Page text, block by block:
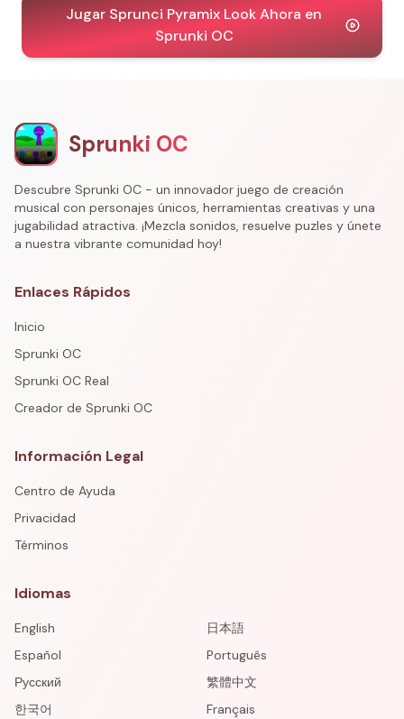
Jugar Sprunci Pyramix Look Ahora en
Sprunki OC
Sprunki OC
Descubre Sprunki OC - un innovador juego de creación
musical con personajes únicos, herramientas creativas y una
jugabilidad atractiva. ¡Mezcla sonidos, resuelve puzles y únete
a nuestra vibrante comunidad hoy!
Enlaces Rápidos
Inicio
Sprunki OC
Sprunki OC Real
Creador de Sprunki OC
Información Legal
Centro de Ayuda
Privacidad
Términos
Idiomas
English
日本語
Español
Português
Русский
繁體中文
한국어
Français